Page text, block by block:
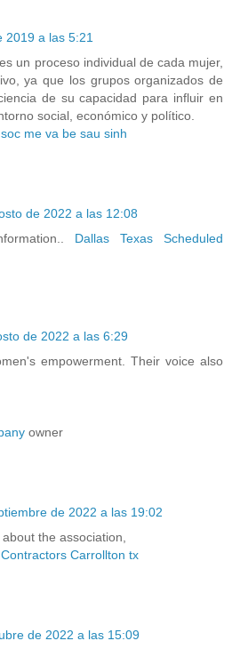
2019 a las 5:21
un proceso individual de cada mujer,
ya que los grupos organizados de
de su capacidad para influir en
social, económico y político.
me va be sau sinh
de 2022 a las 12:08
Dallas Texas Scheduled
de 2022 a las 6:29
empowerment. Their voice also
owner
de 2022 a las 19:02
the association,
Carrollton tx
de 2022 a las 15:09